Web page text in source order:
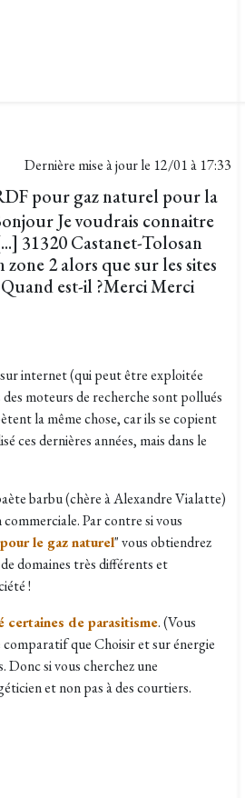
Dernière mise à jour le 12/01 à 17:33
pour gaz naturel pour la
Je voudrais connaitre
31320 Castanet-Tolosan
2 alors que sur les sites
est-il ?Merci Merci
internet (qui peut être exploitée
moteurs de recherche sont pollués
la même chose, car ils se copient
ces dernières années, mais dans le
barbu (chère à Alexandre Vialatte)
Par contre si vous
le gaz naturel" vous obtiendrez
domaines très différents et
!
certaines de parasitisme. (Vous
que Choisir et sur énergie
si vous cherchez une
et non pas à des courtiers.